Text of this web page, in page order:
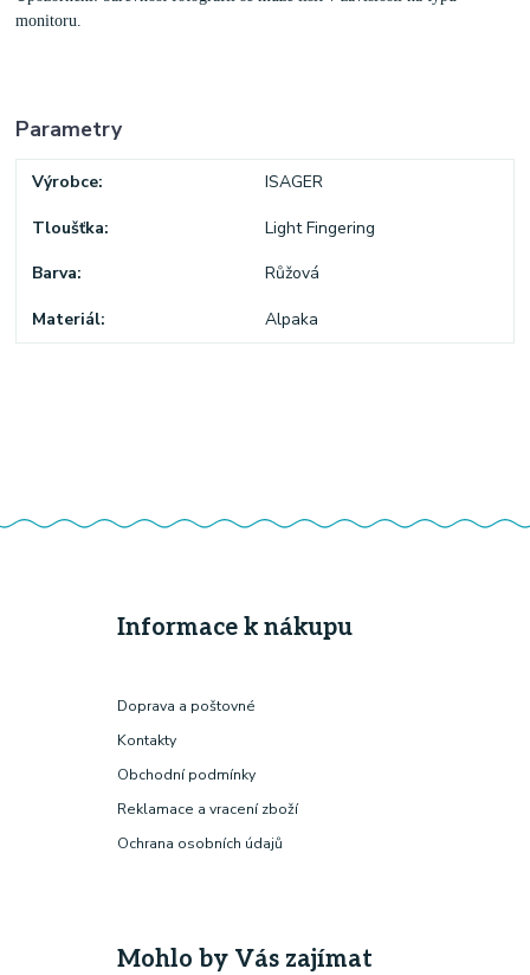
monitoru.
Parametry
Výrobce ISAGER
Tloušťka Light Fingering
Barva Růžová
Materiál Alpaka
Informace k nákupu
Doprava a poštovné
Kontakty
Obchodní podmínky
Reklamace a vracení zboží
Ochrana osobních údajů
Mohlo by Vás zajímat